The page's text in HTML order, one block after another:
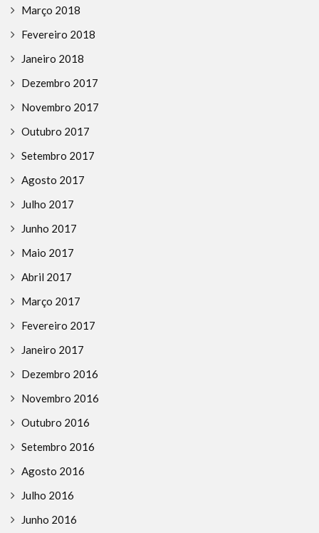
Março 2018
Fevereiro 2018
Janeiro 2018
Dezembro 2017
Novembro 2017
Outubro 2017
Setembro 2017
Agosto 2017
Julho 2017
Junho 2017
Maio 2017
Abril 2017
Março 2017
Fevereiro 2017
Janeiro 2017
Dezembro 2016
Novembro 2016
Outubro 2016
Setembro 2016
Agosto 2016
Julho 2016
Junho 2016